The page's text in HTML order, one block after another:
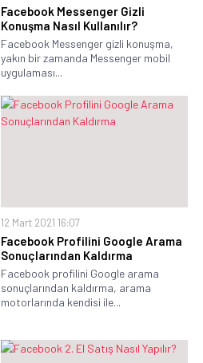
Facebook Messenger Gizli
Konuşma Nasıl Kullanılır?
Facebook Messenger gizli konuşma,
yakın bir zamanda Messenger mobil
uygulaması...
12 Mart 2021 16:07
Facebook Profilini Google Arama
Sonuçlarından Kaldırma
Facebook profilini Google arama
sonuçlarından kaldırma, arama
motorlarında kendisi ile...